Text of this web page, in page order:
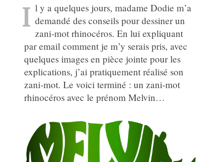
I l y a quelques jours, madame Dodie m’a
demandé des conseils pour dessiner un
zani-mot rhinocéros. En lui expliquant
par email comment je m’y serais pris, avec
quelques images en pièce jointe pour les
explications, j’ai pratiquement réalisé son
zani-mot. Le voici terminé : un zani-mot
rhinocéros avec le prénom Melvin…